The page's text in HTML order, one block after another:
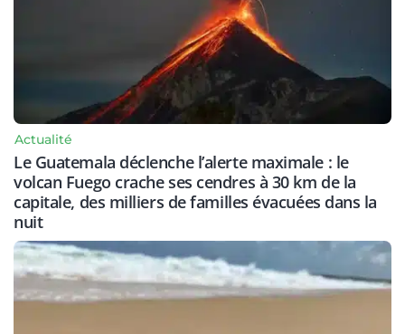
Actualité
Le Guatemala déclenche l’alerte maximale : le
volcan Fuego crache ses cendres à 30 km de la
capitale, des milliers de familles évacuées dans la
nuit